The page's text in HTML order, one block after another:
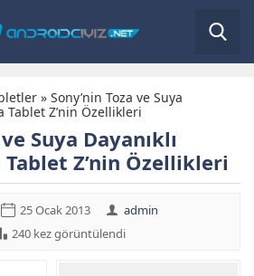
» Sony’nin Toza ve Suya
Tablet Z’nin Özellikleri
Suya Dayanıklı
Z’nin Özellikleri
25 Ocak 2013
admin
240 kez görüntülendi